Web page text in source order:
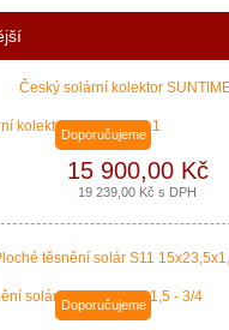
Český solární kolektor
Doporučujeme
15 900,00 Kč
19 239,00 Kč s DPH
těsnění solár S11
Doporučujeme